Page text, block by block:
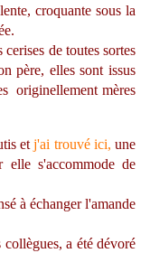
croquante sous la
de toutes sortes
père, elles sont issus
originellement mères
etj'ai trouvé ici, une
s'accommode de
à échanger l'amande
a été dévoré